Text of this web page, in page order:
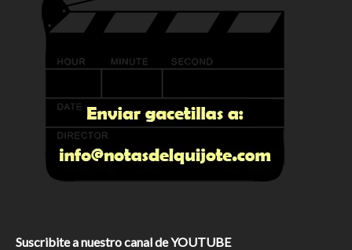
Suscribite a nuestro canal de YOUTUBE